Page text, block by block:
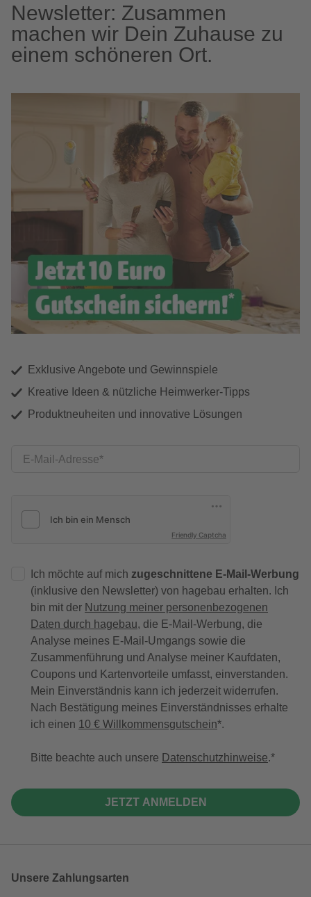
Newsletter: Zusammen
machen wir Dein Zuhause zu
einem schöneren Ort.
Exklusive Angebote und Gewinnspiele
Kreative Ideen & nützliche Heimwerker-Tipps
Produktneuheiten und innovative Lösungen
E-Mail-Adresse
Friendly Captcha
Ich möchte auf mich zugeschnittene E-Mail-Werbung
(inklusive den Newsletter) von hagebau erhalten. Ich
bin mit der Nutzung meiner personenbezogenen
Daten durch hagebau, die E-Mail-Werbung, die
Analyse meines E-Mail-Umgangs sowie die
Zusammenführung und Analyse meiner Kaufdaten,
Coupons und Kartenvorteile umfasst, einverstanden.
Mein Einverständnis kann ich jederzeit widerrufen.
Nach Bestätigung meines Einverständnisses erhalte
ich einen 10 € Willkommensgutschein*.
Bitte beachte auch unsere Datenschutzhinweise.
JETZT ANMELDEN
Unsere Zahlungsarten